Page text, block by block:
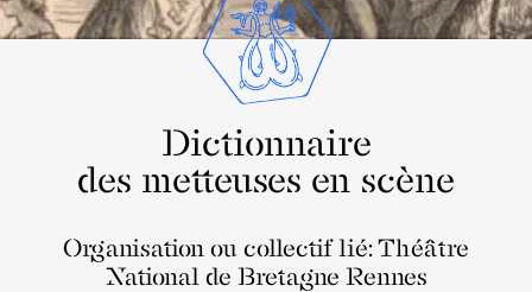
Dictionnaire
des metteuses en scène
Organisation ou collectif lié: Théâtre
National de Bretagne Rennes